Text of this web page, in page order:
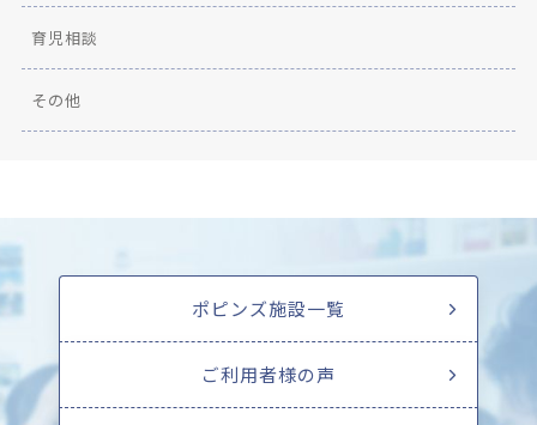
育児相談
その他
ポピンズ施設一覧
ご利用者様の声